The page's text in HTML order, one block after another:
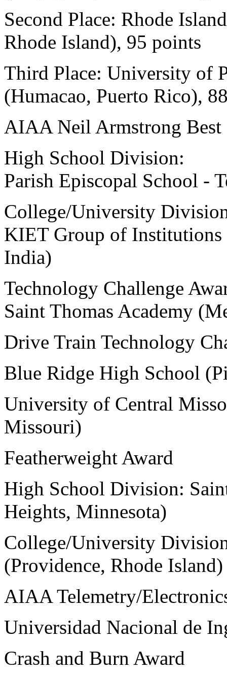
Second Place: Rhode
Rhode Island), 95 points
Third Place: University of
(Humacao, Puerto Rico),
AIAA Neil Armstrong Best
High School Division:
Parish Episcopal School -
College/University
KIET Group of Institutions
India)
Technology Challenge
Saint Thomas Academy
Drive Train Technology
Blue Ridge High School
University of Central
Missouri)
Featherweight Award
High School Division:
Heights, Minnesota)
College/University
(Providence, Rhode Island)
AIAA Telemetry/
Universidad Nacional de
Crash and Burn Award